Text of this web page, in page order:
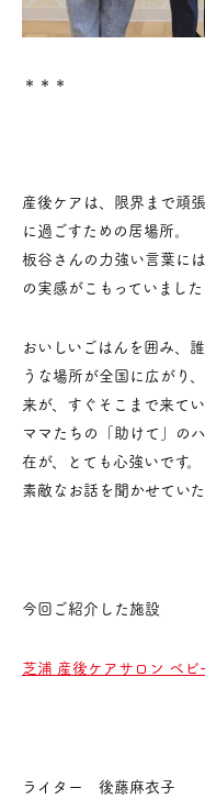
＊＊＊
産後ケアは、限界まで頑
に過ごすための居場所。
板谷さんの力強い言葉に
の実感がこもっていました
おいしいごはんを囲み、
うな場所が全国に広がり
来が、すぐそこまで来て
ママたちの「助けて」の
在が、とても心強いです。
素敵なお話を聞かせてい
今回ご紹介した施設
芝浦 産後ケアサロン ベビ
ライター 後藤麻衣子